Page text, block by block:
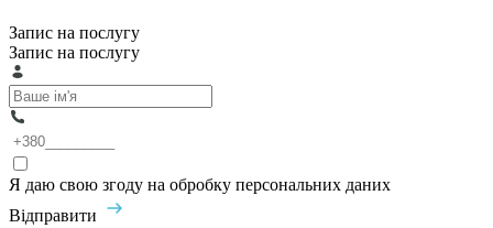
Запис на послугу
Запис на послугу
Я даю свою згоду на обробку персональних даних
Відправити